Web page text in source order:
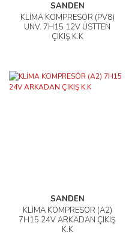
SANDEN
KLİMA KOMPRESÖR (PV8)
UNV. 7H15 12V ÜSTTEN
ÇIKIŞ K.K
SANDEN
KLİMA KOMPRESÖR (A2)
7H15 24V ARKADAN ÇIKIŞ
K.K